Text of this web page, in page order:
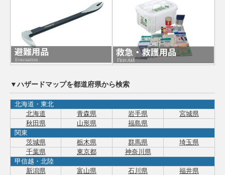
▼ハザードマップを都道府県から検索
北海道・東北
北海道
青森県 岩手県
宮城県
秋田県
山形県
福島県
関東
茨城県
栃木県 群馬県
埼玉県
千葉県
東京都
神奈川県
甲信越・北陸
新潟県
富山県 石川県
福井県